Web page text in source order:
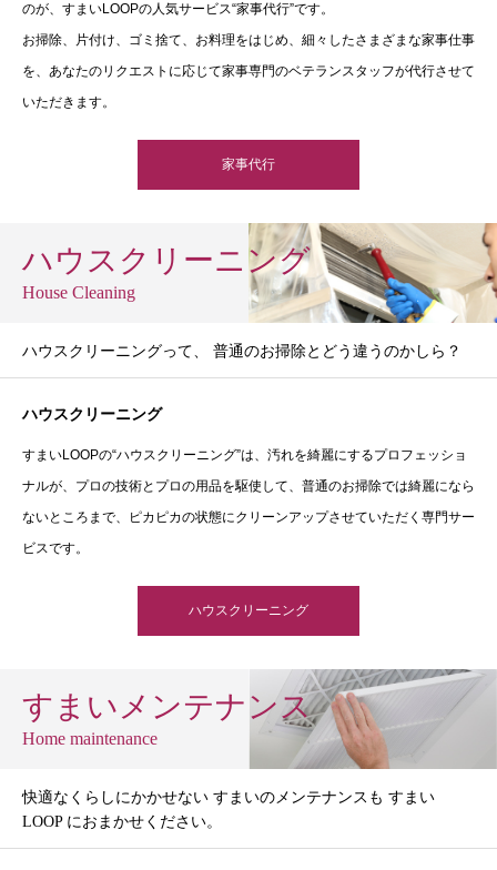
のが、すまいLOOPの人気サービス“家事代行”です。
お掃除、片付け、ゴミ捨て、お料理をはじめ、細々したさまざまな家事仕事
を、あなたのリクエストに応じて家事専門のベテランスタッフが代行させて
いただきます。
家事代行
ハウスクリーニング
House Cleaning
ハウスクリーニングって、 普通のお掃除とどう違うのかしら？
ハウスクリーニング
すまいLOOPの“ハウスクリーニング”は、汚れを綺麗にするプロフェッショ
ナルが、プロの技術とプロの用品を駆使して、普通のお掃除では綺麗になら
ないところまで、ピカピカの状態にクリーンアップさせていただく専門サー
ビスです。
ハウスクリーニング
すまいメンテナンス
Home maintenance
快適なくらしにかかせない すまいのメンテナンスも すまい
LOOP におまかせください。